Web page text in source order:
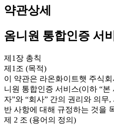
약관상세
옴니원 통합인증 서
제1장 총칙
제1조 (목적)
이 약관은 라온화이트햇 주식
니원 통합인증 서비스(이하 “본
자”와 “회사” 간의 권리와 의무
반 사항에 대해 규정하는 것을
제 2 조 (용어의 정의)